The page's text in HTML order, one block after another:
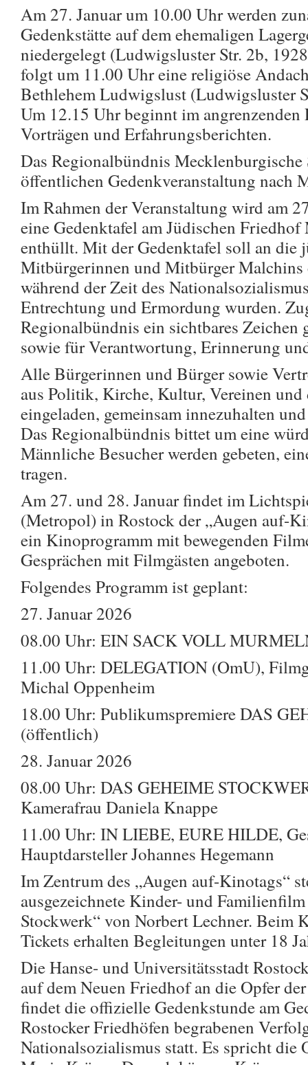
Am 27. Januar um 10.00 Uhr werden
Gedenkstätte auf dem ehemaligen
niedergelegt (Ludwigsluster Str. 2b,
folgt um 11.00 Uhr eine religiöse
Bethlehem Ludwigslust (Ludwigsluster
Um 12.15 Uhr beginnt im angrenzenden
Vorträgen und Erfahrungsberichten.
Das Regionalbündnis
öffentlichen Gedenkveranstaltung nach
Im Rahmen der Veranstaltung wird am
eine Gedenktafel am Jüdischen
enthüllt. Mit der Gedenktafel soll an die
Mitbürgerinnen und Mitbürger Malchins
während der Zeit des
Entrechtung und Ermordung wurden.
Regionalbündnis ein sichtbares Zeichen
sowie für Verantwortung, Erinnerung
Alle Bürgerinnen und Bürger sowie
aus Politik, Kirche, Kultur, Vereinen und
eingeladen, gemeinsam innezuhalten
Das Regionalbündnis bittet um eine
Männliche Besucher werden gebeten,
tragen.
Am 27. und 28. Januar findet im
(Metropol) in Rostock der „Augen auf-
ein Kinoprogramm mit bewegenden
Gesprächen mit Filmgästen angeboten.
Folgendes Programm ist geplant:
27. Januar 2026
08.00 Uhr: EIN SACK VOLL
11.00 Uhr: DELEGATION (OmU),
Michal Oppenheim
18.00 Uhr: Publikumspremiere DAS
(öffentlich)
28. Januar 2026
08.00 Uhr: DAS GEHEIME
Kamerafrau Daniela Knappe
11.00 Uhr: IN LIEBE, EURE HILDE,
Hauptdarsteller Johannes Hegemann
Im Zentrum des „Augen auf-Kinotags“
ausgezeichnete Kinder- und Familienfilm
Stockwerk“ von Norbert Lechner. Beim
Tickets erhalten Begleitungen unter 18
Die Hanse- und Universitätsstadt
auf dem Neuen Friedhof an die Opfer
findet die offizielle Gedenkstunde am
Rostocker Friedhöfen begrabenen
Nationalsozialismus statt. Es spricht die